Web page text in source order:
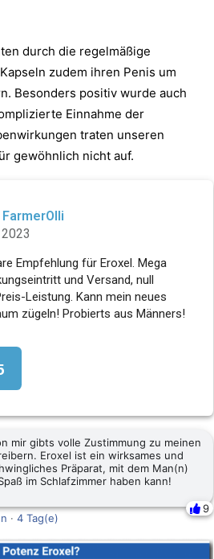
durch die regelmäßige
zudem ihren Penis um
Besonders positiv wurde auch
Einnahme der
traten unseren
gewöhnlich nicht auf.
FarmerOlli
Empfehlung für Eroxel. Mega
und Versand, null
Leistung. Kann mein neues
zügeln! Probierts aus Männers!
mir gibts volle Zustimmung zu meinen
Eroxel ist ein wirksames und
Präparat, mit dem Man(n)
im Schlafzimmer haben kann!
9
· 4 Tag(e)